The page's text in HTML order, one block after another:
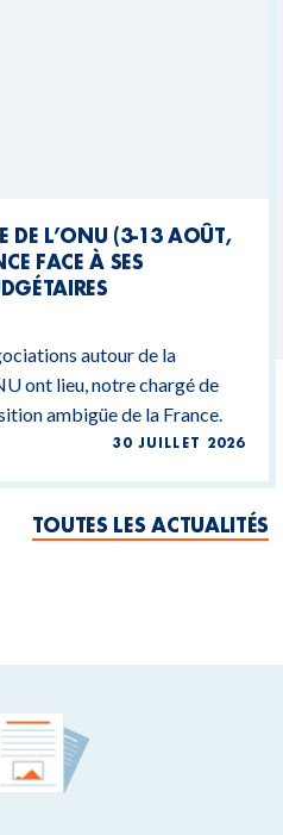
DE L’ONU (3-13 AOÛT,
FACE À SES
autour de la
ont lieu, notre chargé de
ambigüe de la France.
30 JUILLET 2026
TOUTES LES ACTUALITÉS